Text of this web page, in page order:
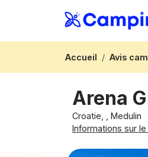
Accueil Avis
Arena
Croatie, , Medulin
Informations sur